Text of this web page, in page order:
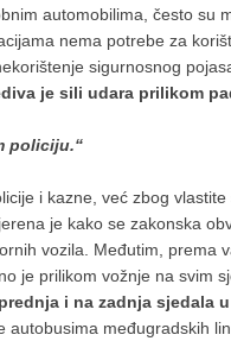
automobilima, često su
nema potrebe za
sigurnosnog
je sili udara prilikom
policiju.“
i kazne, već zbog
je kako se zakonska
vozila. Međutim, prema
je prilikom vožnje na svim
i na zadnja sjedala
autobusima međugradskih